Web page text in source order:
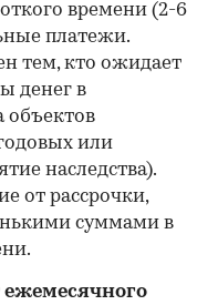
времени (2-6
платежи.
тем, кто ожидает
денег в
объектов
или
наследства).
от рассрочки,
суммами в